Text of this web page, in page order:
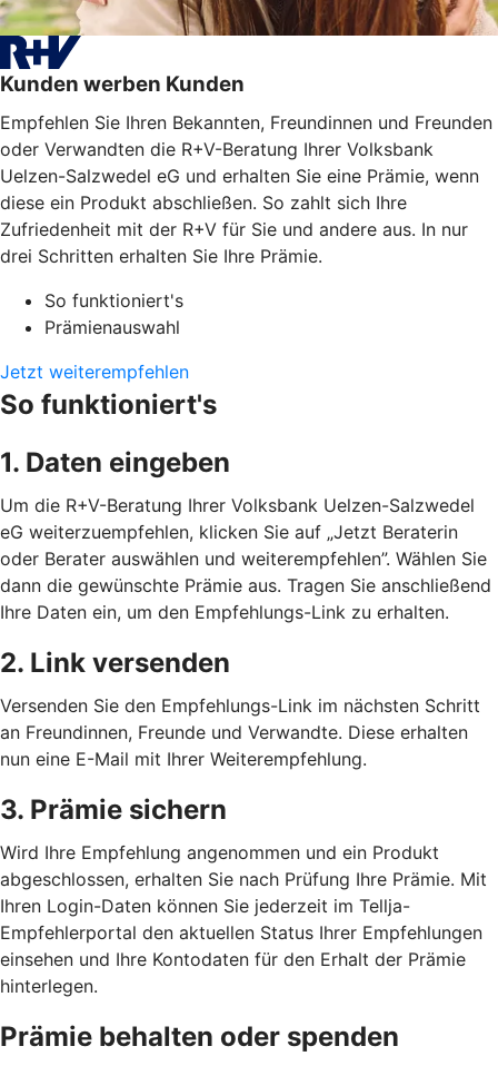
Kunden werben Kunden
Empfehlen Sie Ihren Bekannten, Freundinnen und Freunden
oder Verwandten die R+V-Beratung Ihrer Volksbank
Uelzen-Salzwedel eG und erhalten Sie eine Prämie, wenn
diese ein Produkt abschließen. So zahlt sich Ihre
Zufriedenheit mit der R+V für Sie und andere aus. In nur
drei Schritten erhalten Sie Ihre Prämie.
So funktioniert's
Prämienauswahl
Jetzt weiterempfehlen
So funktioniert's
1. Daten eingeben
Um die R+V-Beratung Ihrer Volksbank Uelzen-Salzwedel
eG weiterzuempfehlen, klicken Sie auf „Jetzt Beraterin
oder Berater auswählen und weiterempfehlen”. Wählen Sie
dann die gewünschte Prämie aus. Tragen Sie anschließend
Ihre Daten ein, um den Empfehlungs-Link zu erhalten.
2. Link versenden
Versenden Sie den Empfehlungs-Link im nächsten Schritt
an Freundinnen, Freunde und Verwandte. Diese erhalten
nun eine E-Mail mit Ihrer Weiterempfehlung.
3. Prämie sichern
Wird Ihre Empfehlung angenommen und ein Produkt
abgeschlossen, erhalten Sie nach Prüfung Ihre Prämie. Mit
Ihren Login-Daten können Sie jederzeit im Tellja-
Empfehlerportal den aktuellen Status Ihrer Empfehlungen
einsehen und Ihre Kontodaten für den Erhalt der Prämie
hinterlegen.
Prämie behalten oder spenden